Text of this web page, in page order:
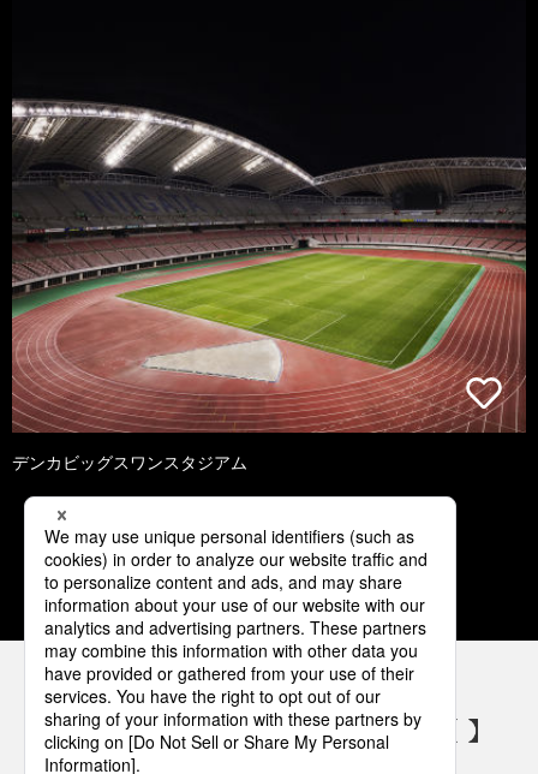
デンカビッグスワンスタジアム
1 2 3 4 5
パナソニックの電気設備 SNSアカウント